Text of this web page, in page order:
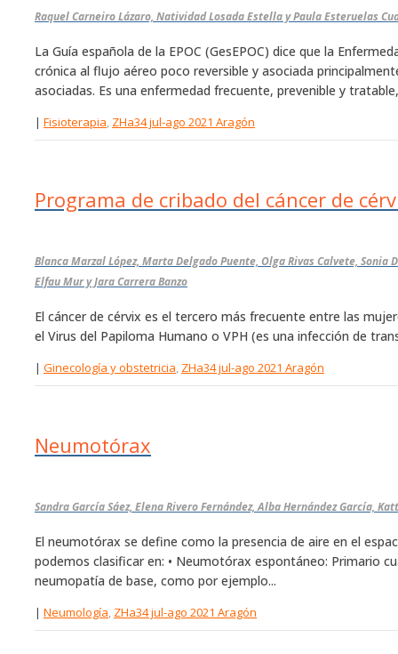
Raquel Carneiro Lázaro, Natividad Losada Estella y Paula Esteruelas
La Guía española de la EPOC (GesEPOC) dice que la
crónica al flujo aéreo poco reversible y asociada
asociadas. Es una enfermedad frecuente, prevenible y
| Fisioterapia, ZHa34 jul-ago 2021 Aragón
Programa de cribado del cáncer de
Blanca Marzal López, Marta Delgado Puente, Olga Rivas Calvete,
Elfau Mur y Jara Carrera Banzo
El cáncer de cérvix es el tercero más frecuente entre las
el Virus del Papiloma Humano o VPH (es una infección de
| Ginecología y obstetricia, ZHa34 jul-ago 2021 Aragón
Neumotórax
Sandra García Sáez, Elena Rivero Fernández, Alba Hernández García,
El neumotórax se define como la presencia de aire en el
podemos clasificar en: • Neumotórax espontáneo: Primario
neumopatía de base, como por ejemplo...
| Neumología ZHa34 jul-ago 2021 Aragón